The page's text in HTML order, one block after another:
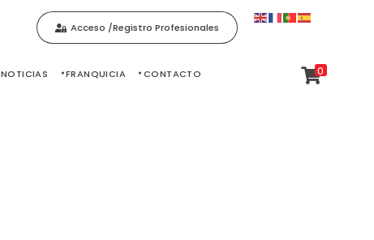
Acceso /Registro Profesionales
NOTICIAS FRANQUICIA CONTACTO 0